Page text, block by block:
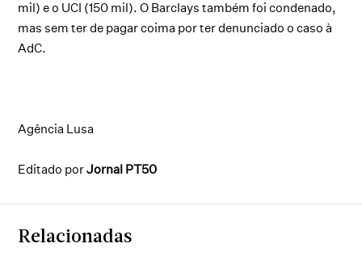
mil) e o UCI (150 mil). O Barclays também foi condenado,
mas sem ter de pagar coima por ter denunciado o caso à
AdC.
Agência Lusa
Editado porJornal PT50
Relacionadas